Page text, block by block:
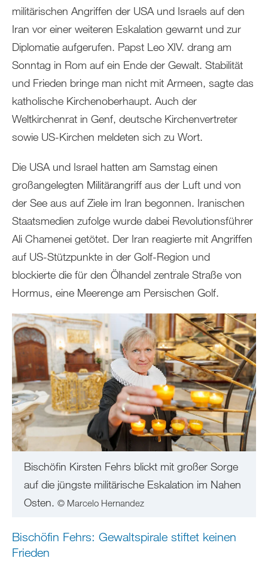
militärischen Angriffen der USA und Israels auf den
Iran vor einer weiteren Eskalation gewarnt und zur
Diplomatie aufgerufen. Papst Leo XIV. drang am
Sonntag in Rom auf ein Ende der Gewalt. Stabilität
und Frieden bringe man nicht mit Armeen, sagte das
katholische Kirchenoberhaupt. Auch der
Weltkirchenrat in Genf, deutsche Kirchenvertreter
sowie US-Kirchen meldeten sich zu Wort.
Die USA und Israel hatten am Samstag einen
großangelegten Militärangriff aus der Luft und von
der See aus auf Ziele im Iran begonnen. Iranischen
Staatsmedien zufolge wurde dabei Revolutionsführer
Ali Chamenei getötet. Der Iran reagierte mit Angriffen
auf US-Stützpunkte in der Golf-Region und
blockierte die für den Ölhandel zentrale Straße von
Hormus, eine Meerenge am Persischen Golf.
Bischöfin Kirsten Fehrs blickt mit großer Sorge
auf die jüngste militärische Eskalation im Nahen
Osten. © Marcelo Hernandez
Bischöfin Fehrs: Gewaltspirale stiftet keinen
Frieden